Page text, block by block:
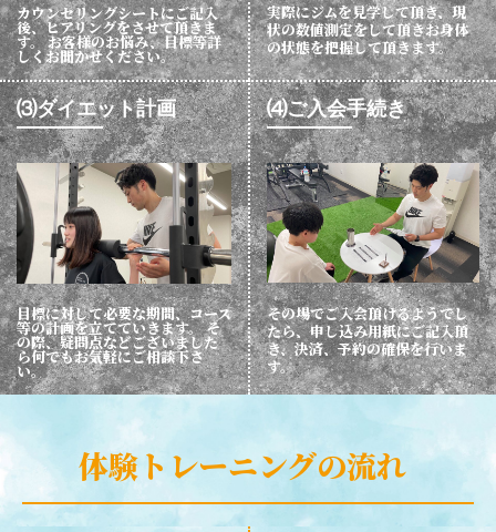
カウンセリングシートにご記入
後、ヒアリングをさせて頂きま
す。 お客様のお悩み、目標等詳
しくお聞かせください。
実際にジムを見学して頂き、現
状の数値測定をして頂きお身体
の状態を把握して頂きます。
⑶ダイエット計画
目標に対して必要な期間、コース
等の計画を立てていきます。 そ
の際、疑問点などございました
ら何でもお気軽にご相談下さ
い。
⑷ご入会手続き
その場でご入会頂けるようでし
たら、申し込み用紙にご記入頂
き、決済、予約の確保を行いま
す。
体験トレーニングの流れ